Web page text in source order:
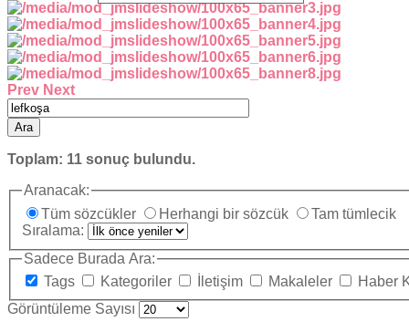
Prev Next
Ara
Toplam: 11 sonuç bulundu.
Aranacak:
Tüm sözcükler
Herhangi bir sözcük
Tam tümlecik
Sıralama:
Sadece Burada Ara:
Tags
Kategoriler İletişim Makaleler
Haber
Görüntüleme Sayısı